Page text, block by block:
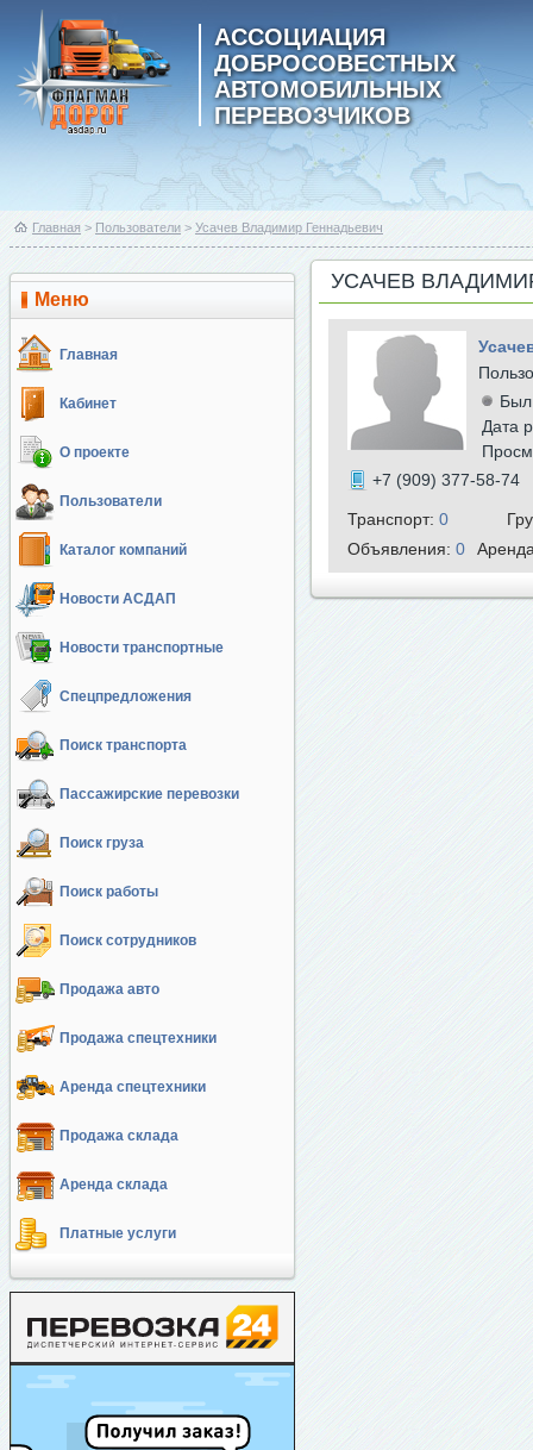
АССОЦИАЦИЯ
ДОБРОСОВЕСТНЫХ
АВТОМОБИЛЬНЫХ
ПЕРЕВОЗЧИКОВ
Главная > Пользователи > Усачев Владимир Геннадьевич
Меню
Главная
Кабинет
О проекте
Пользователи
Каталог компаний
Новости АСДАП
Новости транспортные
Спецпредложения
Поиск транспорта
Пассажирские перевозки
Поиск груза
Поиск работы
Поиск сотрудников
Продажа авто
Продажа спецтехники
Аренда спецтехники
Продажа склада
Аренда склада
Платные услуги
УСАЧЕВ
Был
Дата
+7 (909) 377-58-74
Транспорт: 0
Объявления: 0